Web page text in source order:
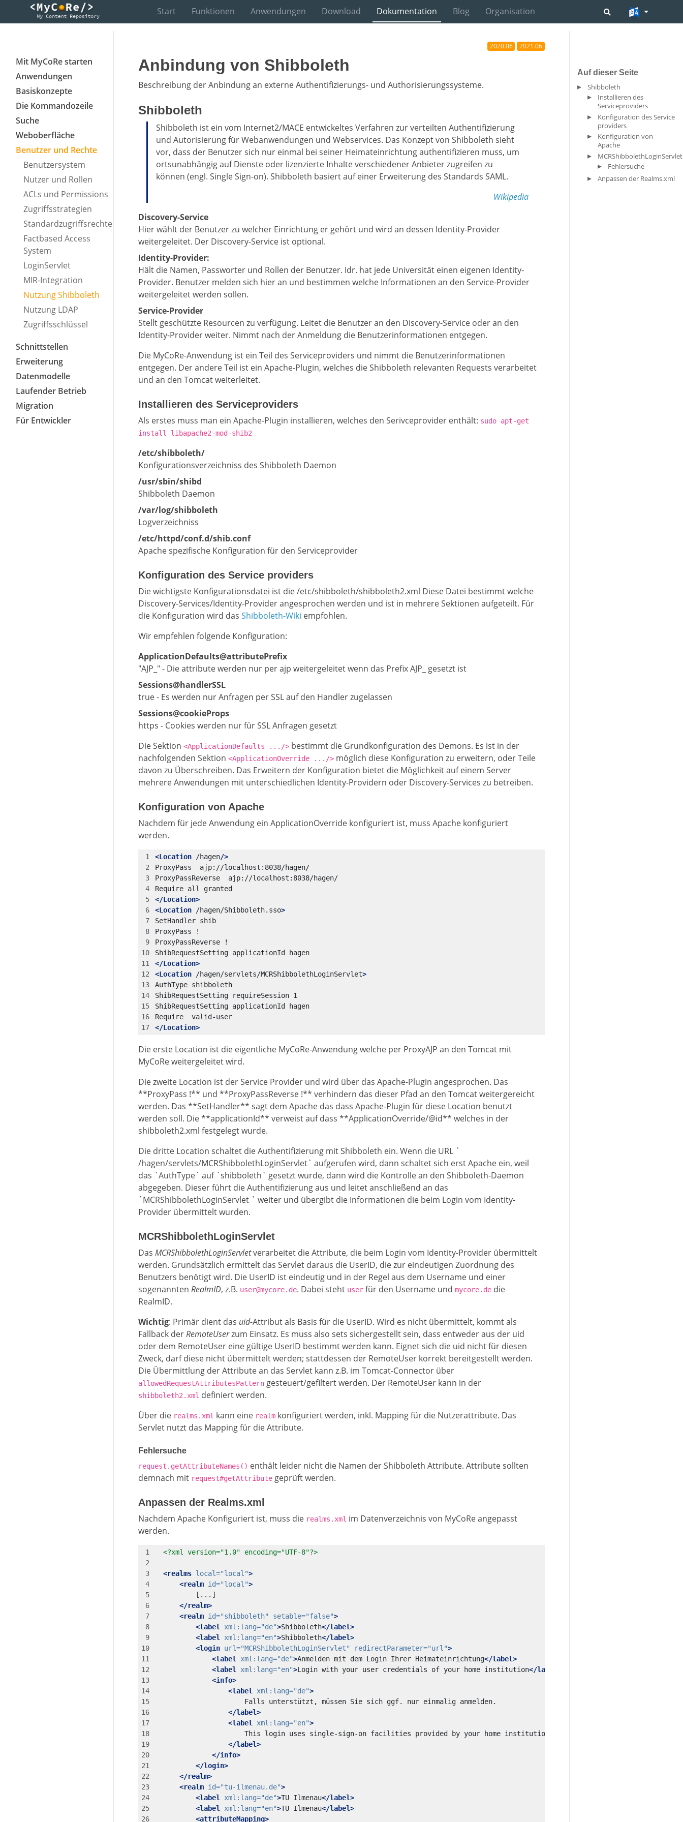
Start Funktionen Anwendungen Download Dokumentation Blog Organisation
Mit MyCoRe starten
Anwendungen
Basiskonzepte
Die Kommandozeile
Suche
Weboberfläche
Benutzer und Rechte
Benutzersystem
Nutzer und Rollen
ACLs und Permissions
Zugriffsstrategien
Standardzugriffsrechte
Factbased Access
System
LoginServlet
MIR-Integration
Nutzung Shibboleth
Nutzung LDAP
Zugriffsschlüssel
Schnittstellen
Erweiterung
Datenmodelle
Laufender Betrieb
Migration
Für Entwickler
2020.06 2021.06
Anbindung von Shibboleth
Beschreibung der Anbindung an externe Authentifizierungs- und Authorisierungssysteme.
Shibboleth
Shibboleth ist ein vom Internet2/MACE entwickeltes Verfahren zur verteilten Authentifizierung
und Autorisierung für Webanwendungen und Webservices. Das Konzept von Shibboleth sieht
vor, dass der Benutzer sich nur einmal bei seiner Heimateinrichtung authentifizieren muss, um
ortsunabhängig auf Dienste oder lizenzierte Inhalte verschiedener Anbieter zugreifen zu
können (engl. Single Sign-on). Shibboleth basiert auf einer Erweiterung des Standards SAML.
Wikipedia
Discovery-Service
Hier wählt der Benutzer zu welcher Einrichtung er gehört und wird an dessen Identity-Provider
weitergeleitet. Der Discovery-Service ist optional.
Identity-Provider:
Hält die Namen, Passworter und Rollen der Benutzer. Idr. hat jede Universität einen eigenen Identity-
Provider. Benutzer melden sich hier an und bestimmen welche Informationen an den Service-Provider
weitergeleitet werden sollen.
Service-Provider
Stellt geschützte Resourcen zu verfügung. Leitet die Benutzer an den Discovery-Service oder an den
Identity-Provider weiter. Nimmt nach der Anmeldung die Benutzerinformationen entgegen.
Die MyCoRe-Anwendung ist ein Teil des Serviceproviders und nimmt die Benutzerinformationen
entgegen. Der andere Teil ist ein Apache-Plugin, welches die Shibboleth relevanten Requests verarbeitet
und an den Tomcat weiterleitet.
Installieren des Serviceproviders
Als erstes muss man ein Apache-Plugin installieren, welches den Serivceprovider enthält: sudo apt-get
install libapache2-mod-shib2
/etc/shibboleth/
Konfigurationsverzeichniss des Shibboleth Daemon
/usr/sbin/shibd
Shibboleth Daemon
/var/log/shibboleth
Logverzeichniss
/etc/httpd/conf.d/shib.conf
Apache spezifische Konfiguration für den Serviceprovider
Konfiguration des Service providers
Die wichtigste Konfigurationsdatei ist die/etc/shibboleth/shibboleth2.xml Diese Datei bestimmt welche
Discovery-Services/Identity-Provider angesprochen werden und ist in mehrere Sektionen aufgeteilt. Für
die Konfiguration wird das Shibboleth-Wiki empfohlen.
Wir empfehlen folgende Konfiguration:
ApplicationDefaults@attributePrefix
"AJP_" - Die attribute werden nur per ajp weitergeleitet wenn das Prefix AJP_ gesetzt ist
Sessions@handlerSSL
true - Es werden nur Anfragen per SSL auf den Handler zugelassen
Sessions@cookieProps
https - Cookies werden nur für SSL Anfragen gesetzt
Die Sektion <ApplicationDefaults .../> bestimmt die Grundkonfiguration des Demons. Es ist in der
nachfolgenden Sektion <ApplicationOverride .../> möglich diese Konfiguration zu erweitern, oder Teile
davon zu Überschreiben. Das Erweitern der Konfiguration bietet die Möglichkeit auf einem Server
mehrere Anwendungen mit unterschiedlichen Identity-Providern oder Discovery-Services zu betreiben.
Konfiguration von Apache
Nachdem für jede Anwendung ein ApplicationOverride konfiguriert ist, muss Apache konfiguriert
werden.
3
4
5
6
7
8
9
10
13
14
15
16
17
<Location /hagen/>
</Location>
<Location
/hagen/Shibboleth.sso>
</Location>
<Location
/hagen/servlets/MCRShibbolethLoginServlet>
</Location>
Die erste Location ist die eigentliche MyCoRe-Anwendung welche per ProxyAJP an den Tomcat mit
MyCoRe weitergeleitet wird.
Die zweite Location ist der Service Provider und wird über das Apache-Plugin angesprochen. Das
**ProxyPass !** und **ProxyPassReverse !** verhindern das dieser Pfad an den Tomcat weitergereicht
werden. Das **SetHandler** sagt dem Apache das dass Apache-Plugin für diese Location benutzt
werden soll. Die **applicationId** verweist auf dass **ApplicationOverride/@id** welches in der
shibboleth2.xml festgelegt wurde.
Die dritte Location schaltet die Authentifizierung mit Shibboleth ein. Wenn die URL `
/hagen/servlets/MCRShibbolethLoginServlet` aufgerufen wird, dann schaltet sich erst Apache ein, weil
das `AuthType` auf `shibboleth` gesetzt wurde, dann wird die Kontrolle an den Shibboleth-Daemon
abgegeben. Dieser führt die Authentifizierung aus und leitet anschließend an das
`MCRShibbolethLoginServlet ` weiter und übergibt die Informationen die beim Login vom Identity-
Provider übermittelt wurden.
MCRShibbolethLoginServlet
Das MCRShibbolethLoginServletverarbeitet die Attribute, die beim Login vom Identity-Provider übermittelt
werden. Grundsätzlich ermittelt das Servlet daraus die UserID, die zur eindeutigen Zuordnung des
Benutzers benötigt wird. Die UserID ist eindeutig und in der Regel aus dem Username und einer
sogenannten RealmID, z.B. user@mycore.de. Dabei steht user für den Username und mycore.de die
RealmID.
Wichtig: Primär dient das uid-Attribut als Basis für die UserID. Wird es nicht übermittelt, kommt als
Fallback derRemoteUserzum Einsatz. Es muss also sets sichergestellt sein, dass entweder aus der uid
oder dem RemoteUser eine gültige UserID bestimmt werden kann. Eignet sich die uid nicht für diesen
Zweck, darf diese nicht übermittelt werden; stattdessen der RemoteUser korrekt bereitgestellt werden.
Die Übermittlung der Attribute an das Servlet kann z.B. im Tomcat-Connector über
allowedRequestAttributesPattern gesteuert/gefiltert werden. Der RemoteUser kann in der
shibboleth2.xml definiert werden.
Über die realms.xml kann eine realm konfiguriert werden, inkl. Mapping für die Nutzerattribute. Das
Servlet nutzt das Mapping für die Attribute.
Fehlersuche
request.getAttributeNames() enthält leider nicht die Namen der Shibboleth Attribute. Attribute sollten
demnach mit request#getAttribute geprüft werden.
Anpassen der Realms.xml
Nachdem Apache Konfiguriert ist, muss die realms.xml im Datenverzeichnis von MyCoRe angepasst
werden.
3
4
5
6
7
8
9
10
13
14
15
16
17
18
19
20
23
24
25
26
<?xml version="1.0" encoding="UTF-8"?>
<realms local="local">
<realm id="local">
</realm>
<realm id="shibboleth" setable="false">
<label
xml:lang="de">Shibboleth</label>
<label
xml:lang="en">Shibboleth</label>
<login url="MCRShibbolethLoginServlet" redirectParameter="url">
<label
xml:lang="de">Anmelden mit dem Login Ihrer Heimateinrichtung</label>
<label
xml:lang="en">Login with your user credentials of your home institution</label>
<info>
<label
xml:lang="de">
</label>
<label
xml:lang="en">
</label>
</info>
</login>
</realm>
<realm id="tu-ilmenau.de">
<label
xml:lang="de">TU Ilmenau</label>
<label
xml:lang="en">TU Ilmenau</label>
<attributeMapping>
Auf dieser Seite
Shibboleth
Installieren des
Serviceproviders
Konfiguration des Service
providers
Konfiguration von
Apache
MCRShibbolethLoginServlet
Fehlersuche
Anpassen der Realms.xml